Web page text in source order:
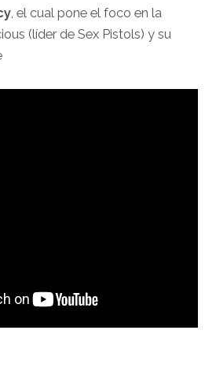
, el cual pone el foco en la
(líder de Sex Pistols) y su